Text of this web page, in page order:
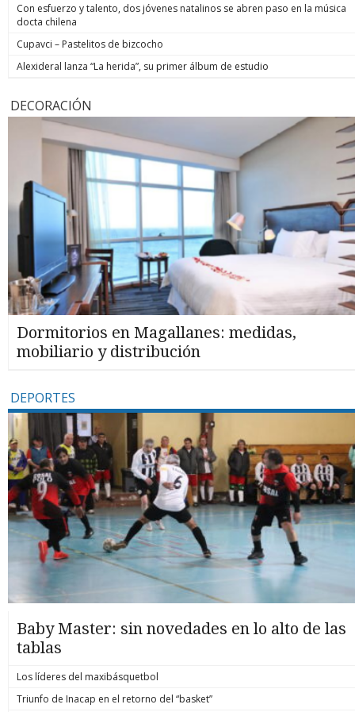
Con esfuerzo y talento, dos jóvenes natalinos se abren paso en la música
docta chilena
Cupavci – Pastelitos de bizcocho
Alexideral lanza “La herida”, su primer álbum de estudio
DECORACIÓN
Dormitorios en Magallanes: medidas,
mobiliario y distribución
DEPORTES
Baby Master: sin novedades en lo alto de las
tablas
Los líderes del maxibásquetbol
Triunfo de Inacap en el retorno del “basket”